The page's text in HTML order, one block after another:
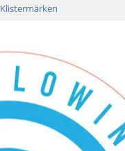
Klistermärken